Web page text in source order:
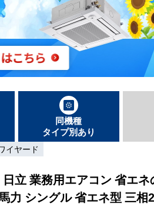
同機種
タイプ別あり
イヤード
立 業務用エアコン 省エ
力 シングル 省エネ型 三